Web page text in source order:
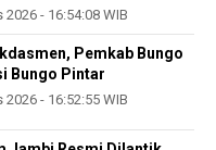
- 16:54:08 WIB
Pemkab Bungo
Bungo Pintar
- 16:52:55 WIB